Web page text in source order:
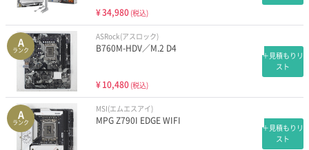
¥34,980 (税込)
A
ランク
ASRock(アスロック)
B760M-HDV／M.2 D4
¥10,480 (税込)
＋見積もりリ
スト
A
ランク
MSI(エムエスアイ)
MPG Z790I EDGE WIFI
＋見積もりリ
スト